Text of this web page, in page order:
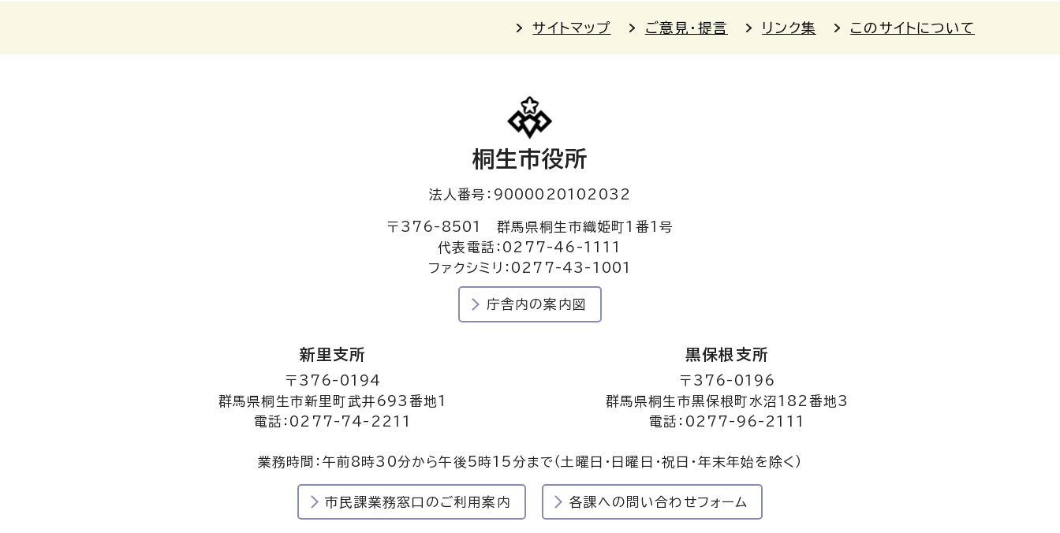
サイトマップ ご意見・提言 リンク集 このサイトについて
桐生市役所
法人番号：9000020102032
〒376-8501 群馬県桐生市織姫町1番1号
代表電話：0277-46-1111
ファクシミリ：0277-43-1001
庁舎内の案内図
新里支所
〒376-0194
群馬県桐生市新里町武井693番地1
電話：0277-74-2211
黒保根支所
〒376-0196
群馬県桐生市黒保根町水沼182番地3
電話：0277-96-2111
業務時間：午前8時30分から午後5時15分まで（土曜日・日曜日・祝日・年末年始を除く）
市民課業務窓口のご利用案内 各課への問い合わせフォーム